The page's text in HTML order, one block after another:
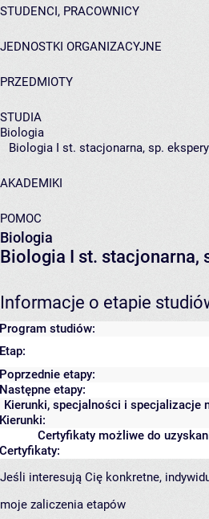
STUDENCI, PRACOWNICY
JEDNOSTKI ORGANIZACYJNE
PRZEDMIOTY
STUDIA
Biologia
Biologia I st. stacjonarna, sp.
AKADEMIKI
POMOC
Biologia
Biologia I st. stacjonarna,
Informacje o etapie
Program studiów:
Etap:
Poprzednie etapy:
Następne etapy:
Kierunki, specjalności i specjalizacje
Kierunki:
Certyfikaty możliwe do
Certyfikaty:
Jeśli interesują Cię konkretne,
moje zaliczenia etapów